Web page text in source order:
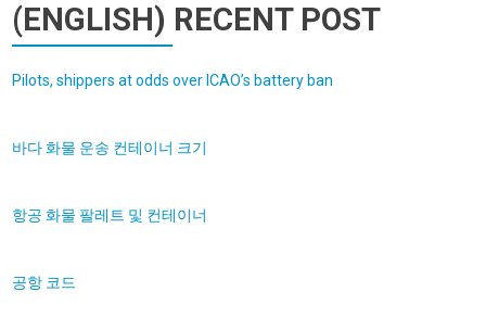
(ENGLISH) RECENT POST
Pilots, shippers at odds over ICAO’s battery ban
바다 화물 운송 컨테이너 크기
항공 화물 팔레트 및 컨테이너
공항 코드